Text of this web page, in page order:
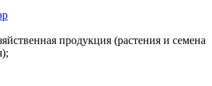
продукция (растения и семена